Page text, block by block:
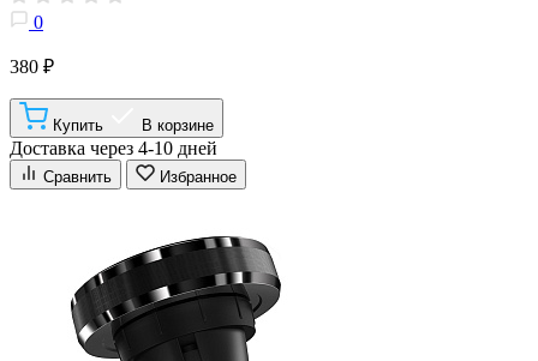
0
380 ₽
Купить В корзине
Доставка через 4-10 дней
Сравнить Избранное